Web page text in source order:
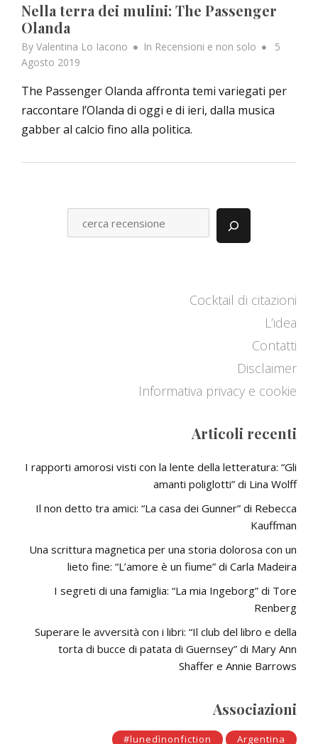
Nella terra dei mulini: The Passenger
Olanda
By Valentina Lo Iacono In Recensioni e non solo
Posted
5
Agosto 2019
The Passenger Olanda affronta temi variegati per
raccontare l’Olanda di oggi e di ieri, dalla musica
gabber al calcio fino alla politica.
Cocktail di citazioni
L’idea
Contatti
Disclaimer
Informativa privacy e cookie
Articoli recenti
I rapporti amorosi visti con la lente della letteratura: “Gli
amanti poliglotti” di Lina Wolff
Il non detto tra amici: “La casa dei Gunner” di Rebecca
Kauffman
Una scrittura magnetica per una storia dolorosa con un
lieto fine: “L’amore è un fiume” di Carla Madeira
I segreti di una famiglia: “La mia Ingeborg” di Tore
Renberg
Superare le avversità con i libri: “Il club del libro e della
torta di bucce di patata di Guernsey” di Mary Ann
Shaffer e Annie Barrows
Associazioni
#lunedìnonfiction Argentina